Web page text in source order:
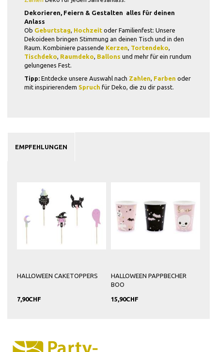
Dekorieren, Feiern & Gestalten  alles für deinen
Anlass
Ob Geburtstag, Hochzeit oder Familienfest: Unsere
Dekoideen bringen Stimmung an deinen Tisch und in den
Raum. Kombiniere passende Kerzen, Tortendeko,
Tischdeko, Raumdeko, Ballons und mehr für ein rundum
gelungenes Fest.
Tipp: Entdecke unsere Auswahl nach Zahlen, Farben oder
mit inspirierendem Spruch für Deko, die zu dir passt.
EMPFEHLUNGEN
HALLOWEEN CAKETOPPERS
7,90CHF
HALLOWEEN PAPPBECHER
BOO
15,90CHF